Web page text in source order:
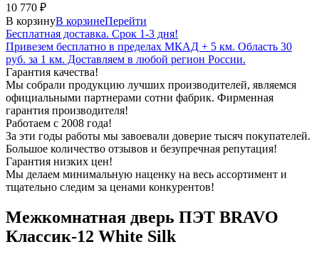
10 770 ₽
В корзинуВ корзинеПерейти
Бесплатная доставка. Срок 1-3 дня!
Привезем бесплатно в пределах МКАД + 5 км. Область 30
руб. за 1 км. Доставляем в любой регион России.
Гарантия качества!
Мы собрали продукцию лучших производителей, являемся
официальными партнерами сотни фабрик. Фирменная
гарантия производителя!
Работаем с 2008 года!
За эти годы работы мы завоевали доверие тысяч покупателей.
Большое количество отзывов и безупречная репутация!
Гарантия низких цен!
Мы делаем минимальную наценку на весь ассортимент и
тщательно следим за ценами конкурентов!
Межкомнатная дверь ПЭТ BRAVO
Классик-12 White Silk